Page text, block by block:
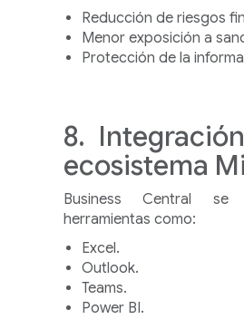
Reducción de riesgos
Menor exposición a
Protección de la
8.
ecosistema
Business Central
herramientas como:
Excel.
Outlook.
Teams.
Power BI.